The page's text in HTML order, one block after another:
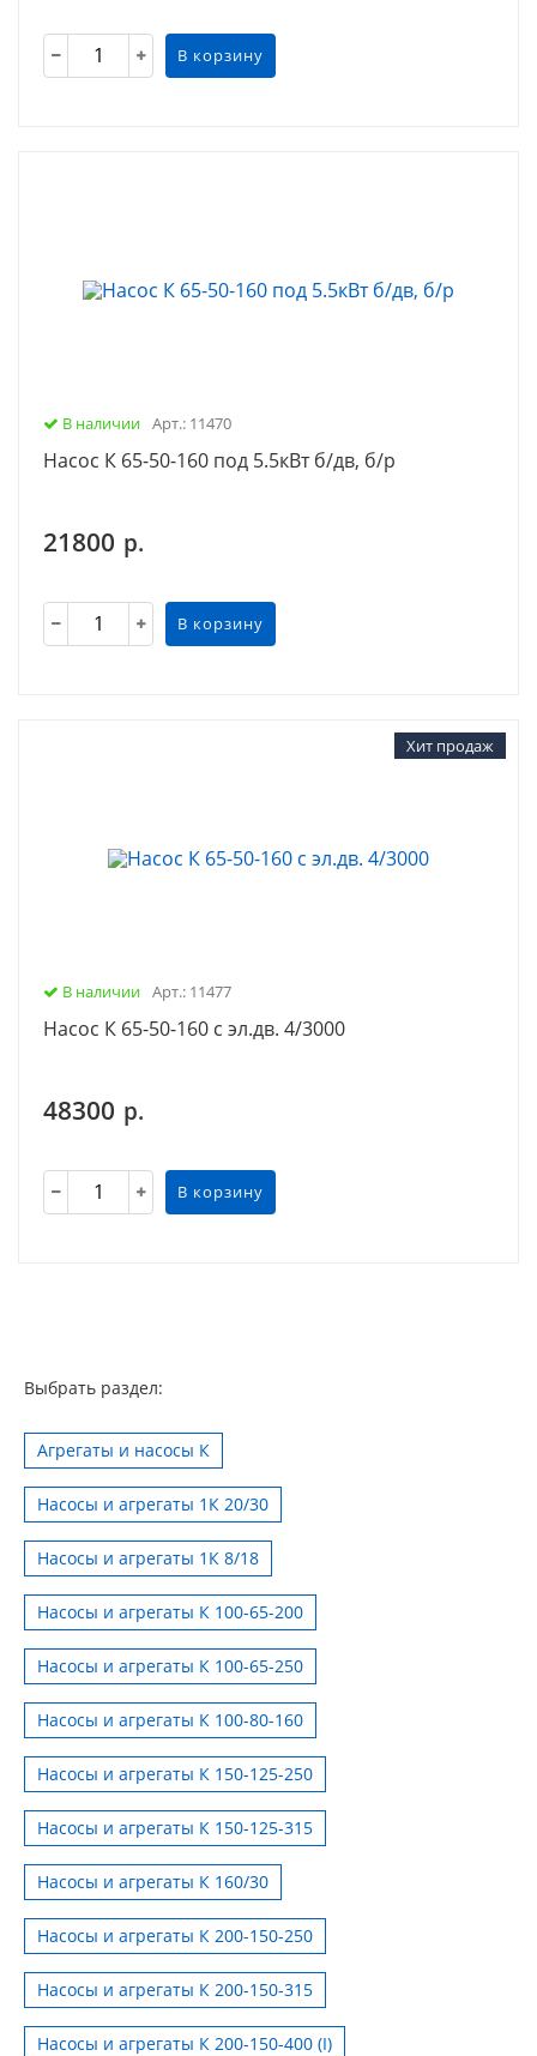
В корзину
В наличии Арт.: 11470
Насос К 65-50-160 под 5.5кВт б/дв, б/р
21800 р.
В корзину
Хит продаж
В наличии Арт.: 11477
Насос К 65-50-160 с эл.дв. 4/3000
48300 р.
В корзину
Выбрать раздел:
Агрегаты и насосы К
Насосы и агрегаты 1К 20/30
Насосы и агрегаты 1К 8/18
Насосы и агрегаты К 100-65-200
Насосы и агрегаты К 100-65-250
Насосы и агрегаты К 100-80-160
Насосы и агрегаты К 150-125-250
Насосы и агрегаты К 150-125-315
Насосы и агрегаты К 160/30
Насосы и агрегаты К 200-150-250
Насосы и агрегаты К 200-150-315
Насосы и агрегаты К 200-150-400 (I)